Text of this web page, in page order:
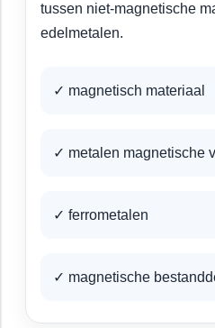
tussen niet-magnetische
edelmetalen.
✓ magnetisch materiaal
✓ metalen magnetische
✓ ferrometalen
✓ magnetische